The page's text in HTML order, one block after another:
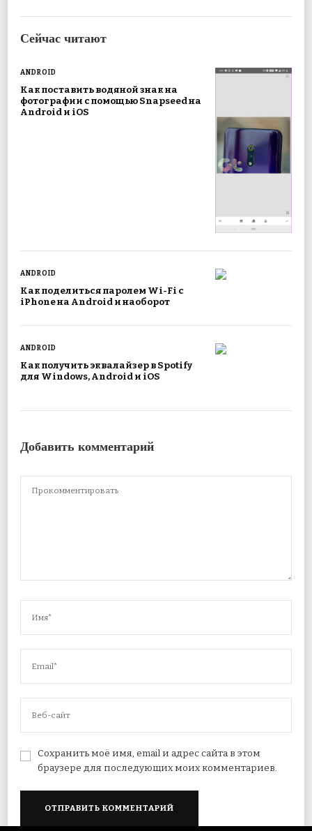
Сейчас читают
ANDROID
Как поставить водяной знак на
фотографии с помощью Snapseed на
Android и iOS
ANDROID
Как поделиться паролем Wi-Fi с
iPhone на Android и наоборот
ANDROID
Как получить эквалайзер в Spotify
для Windows, Android и iOS
Добавить комментарий
Сохранить моё имя, email и адрес сайта в этом
браузере для последующих моих комментариев.